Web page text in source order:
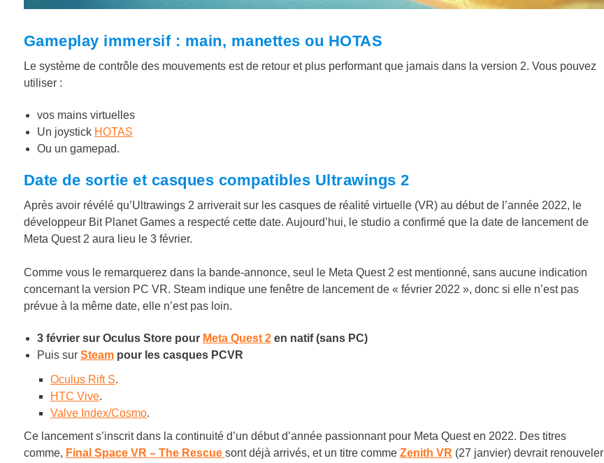
Gameplay immersif : main, manettes ou HOTAS
Le système de contrôle des mouvements est de retour et plus performant que jamais dans la version 2. Vous pouvez
utiliser :
vos mains virtuelles
Un joystick HOTAS
Ou un gamepad.
Date de sortie et casques compatibles Ultrawings 2
Après avoir révélé qu’Ultrawings 2 arriverait sur les casques de réalité virtuelle (VR) au début de l’année 2022, le
développeur Bit Planet Games a respecté cette date. Aujourd’hui, le studio a confirmé que la date de lancement de
Meta Quest 2 aura lieu le 3 février.
Comme vous le remarquerez dans la bande-annonce, seul le Meta Quest 2 est mentionné, sans aucune indication
concernant la version PC VR. Steam indique une fenêtre de lancement de « février 2022 », donc si elle n’est pas
prévue à la même date, elle n’est pas loin.
3 février sur Oculus Storepour Meta Quest 2en natif (sans PC)
Puis sur Steampour les casques PCVR
Oculus Rift S.
HTC Vive.
Valve Index/Cosmo.
Ce lancement s’inscrit dans la continuité d’un début d’année passionnant pour Meta Quest en 2022. Des titres
comme, Final Space VR – The Rescue sont déjà arrivés, et un titre comme Zenith VR (27 janvier) devrait renouveler